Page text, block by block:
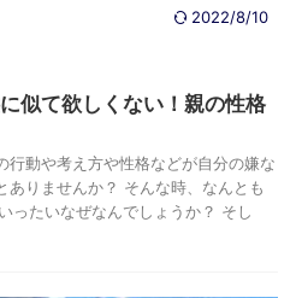
2022/8/10
似て欲しくない！親の性格
行動や考え方や性格などが自分の嫌な
ありませんか？ そんな時、なんとも
ったいなぜなんでしょうか？ そし